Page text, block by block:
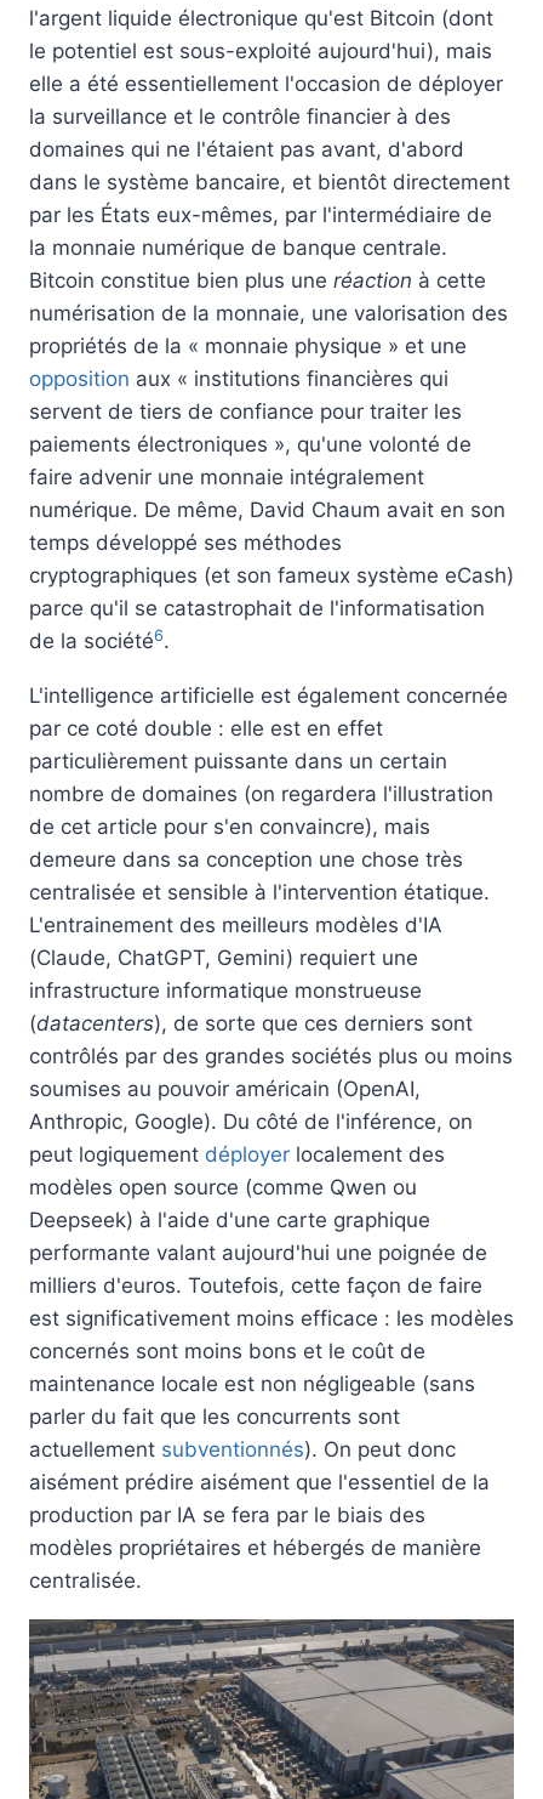
l'argent liquide électronique qu'est Bitcoin (dont
le potentiel est sous-exploité aujourd'hui), mais
elle a été essentiellement l'occasion de déployer
la surveillance et le contrôle financier à des
domaines qui ne l'étaient pas avant, d'abord
dans le système bancaire, et bientôt directement
par les États eux-mêmes, par l'intermédiaire de
la monnaie numérique de banque centrale.
Bitcoin constitue bien plus une réaction à cette
numérisation de la monnaie, une valorisation des
propriétés de la « monnaie physique » et une
opposition aux « institutions financières qui
servent de tiers de confiance pour traiter les
paiements électroniques », qu'une volonté de
faire advenir une monnaie intégralement
numérique. De même, David Chaum avait en son
temps développé ses méthodes
cryptographiques (et son fameux système eCash)
parce qu'il se catastrophait de l'informatisation
de la société6.
L'intelligence artificielle est également concernée
par ce coté double : elle est en effet
particulièrement puissante dans un certain
nombre de domaines (on regardera l'illustration
de cet article pour s'en convaincre), mais
demeure dans sa conception une chose très
centralisée et sensible à l'intervention étatique.
L'entrainement des meilleurs modèles d'IA
(Claude, ChatGPT, Gemini) requiert une
infrastructure informatique monstrueuse
(datacenters), de sorte que ces derniers sont
contrôlés par des grandes sociétés plus ou moins
soumises au pouvoir américain (OpenAI,
Anthropic, Google). Du côté de l'inférence, on
peut logiquement déployer localement des
modèles open source (comme Qwen ou
Deepseek) à l'aide d'une carte graphique
performante valant aujourd'hui une poignée de
milliers d'euros. Toutefois, cette façon de faire
est significativement moins efficace : les modèles
concernés sont moins bons et le coût de
maintenance locale est non négligeable (sans
parler du fait que les concurrents sont
actuellement subventionnés). On peut donc
aisément prédire aisément que l'essentiel de la
production par IA se fera par le biais des
modèles propriétaires et hébergés de manière
centralisée.